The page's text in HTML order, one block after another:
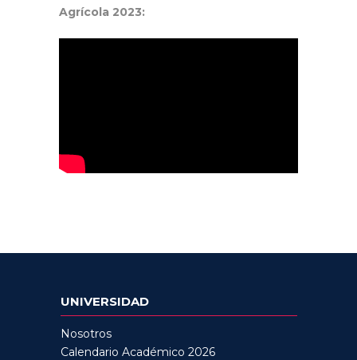
Agrícola 2023:
UNIVERSIDAD
Nosotros
Calendario Académico 2026